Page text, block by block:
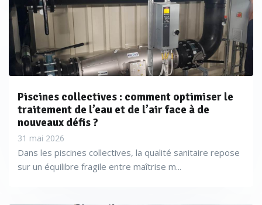
Piscines collectives : comment optimiser le
traitement de l’eau et de l’air face à de
nouveaux défis ?
31 mai 2026
Dans les piscines collectives, la qualité sanitaire repose
sur un équilibre fragile entre maîtrise m...